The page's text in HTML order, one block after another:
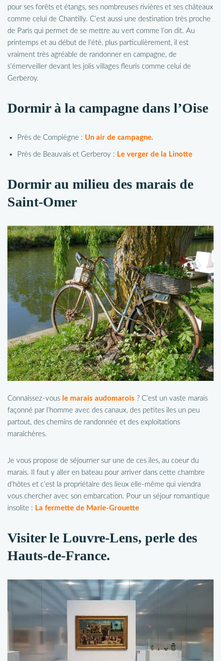
pour ses forêts et étangs, ses nombreuses rivières et ses châteaux
comme celui de Chantilly. C’est aussi une destination très proche
de Paris qui permet de se mettre au vert comme l’on dit. Au
printemps et au début de l’été, plus particulièrement, il est
vraiment très agréable de randonner en campagne, de
s’émerveiller devant les jolis villages fleuris comme celui de
Gerberoy.
Dormir à la campagne dans l’Oise
Près de Compiègne : Un air de campagne.
Près de Beauvais et Gerberoy : Le verger de la Linotte
Dormir au milieu des marais de
Saint-Omer
Connaissez-vous le marais audomarois ? C’est un vaste marais
façonné par l’homme avec des canaux, des petites îles un peu
partout, des chemins de randonnée et des exploitations
maraîchères.
Je vous propose de séjourner sur une de ces îles, au coeur du
marais. Il faut y aller en bateau pour arriver dans cette chambre
d’hôtes et c’est la propriétaire des lieux elle-même qui viendra
vous chercher avec son embarcation. Pour un séjour romantique
insolite : La fermette de Marie-Grouette
Visiter le Louvre-Lens, perle des
Hauts-de-France.